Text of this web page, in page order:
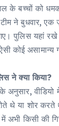
के बच्चों को
ने बुधवार, एक
यहां रखे
कोई असामान्य
ने क्या किया?
अनुसार,
थे या शोर
किसी की